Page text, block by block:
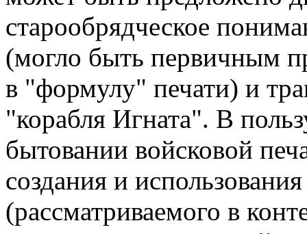
старообрядческое
(могло быть первичным
в "формулу" печати) и
"корабля Игната". В
бытовании войсковой
создания и
(рассматриваемого в